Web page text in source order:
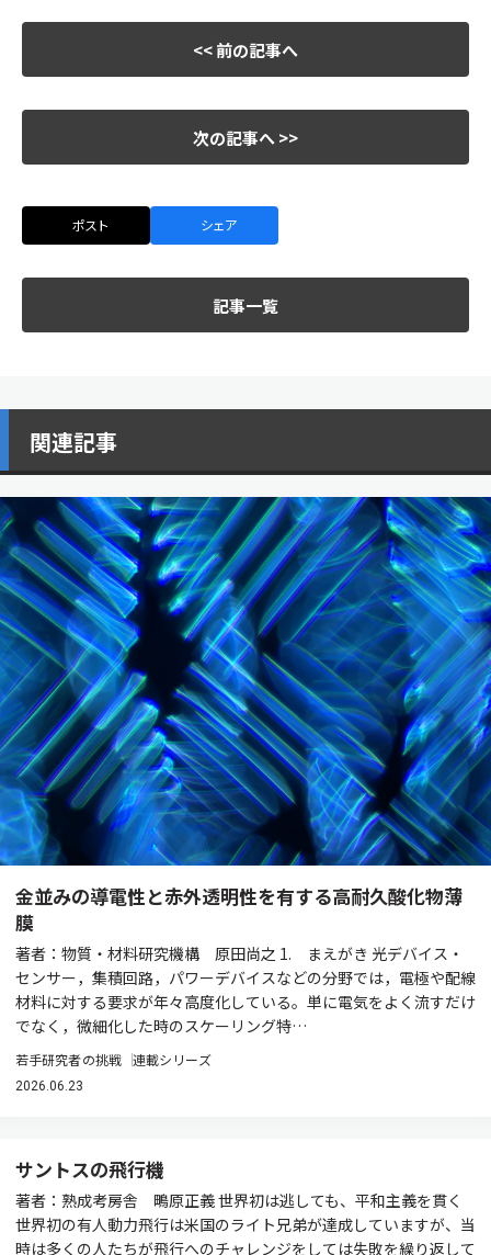
<< 前の記事へ
次の記事へ >>
ポスト シェア
記事一覧
関連記事
金並みの導電性と赤外透明性を有する高耐久酸化物薄
膜
著者：物質・材料研究機構 原田尚之 1. まえがき 光デバイス・
センサー，集積回路，パワーデバイスなどの分野では，電極や配線
材料に対する要求が年々高度化している。単に電気をよく流すだけ
でなく，微細化した時のスケーリング特…
若手研究者の挑戦 連載シリーズ
2026.06.23
サントスの飛行機
著者：熟成考房舎 鴫原正義 世界初は逃しても、平和主義を貫く
世界初の有人動力飛行は米国のライト兄弟が達成していますが、当
時は多くの人たちが飛行へのチャレンジをしては失敗を繰り返して